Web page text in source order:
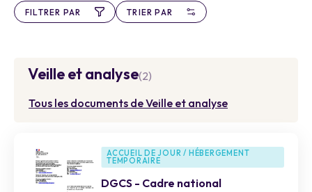
FILTRER PAR TRIER PAR
Veille et analyse(2)
Tous les documents de Veille et analyse
ACCUEIL DE JOUR / HÉBERGEMENT
TEMPORAIRE
DGCS - Cadre national